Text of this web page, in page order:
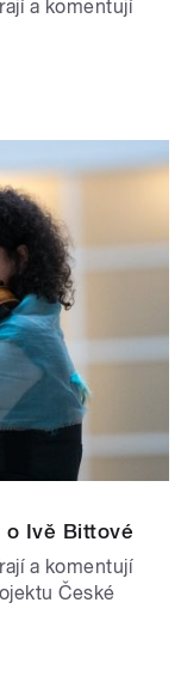
a komentují
o Ivě Bittové
a komentují
České